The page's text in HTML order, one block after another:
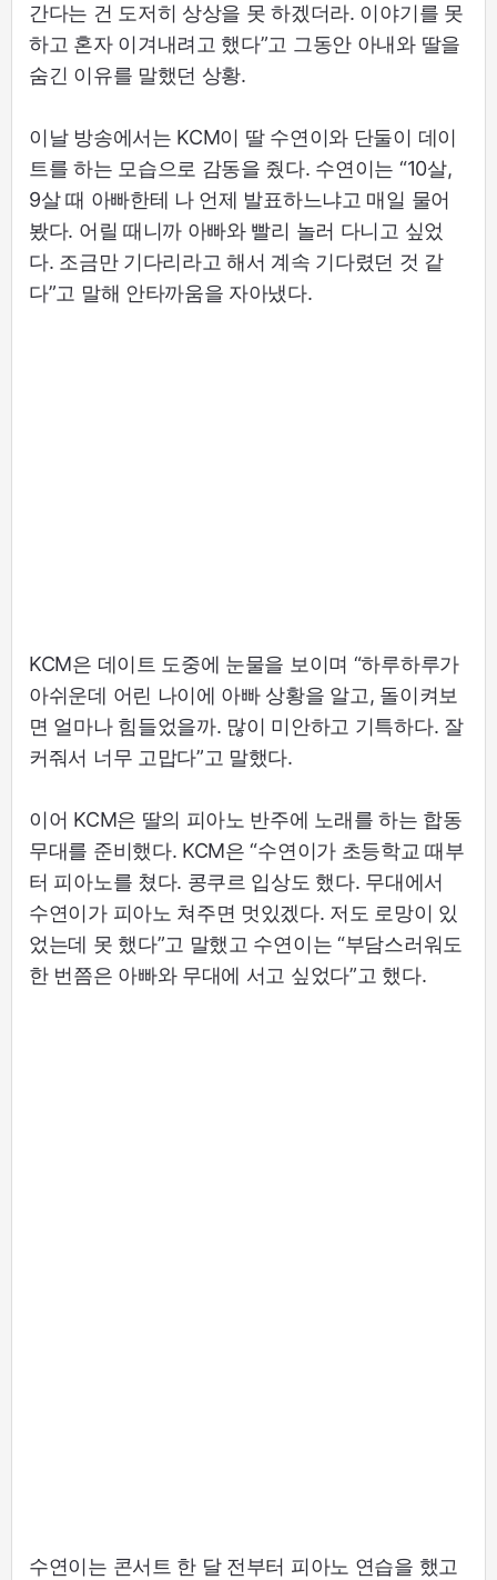
간다는 건 도저히 상상을 못 하겠더라. 이야기를 못
하고 혼자 이겨내려고 했다”고 그동안 아내와 딸을
숨긴 이유를 말했던 상황.
이날 방송에서는 KCM이 딸 수연이와 단둘이 데이
트를 하는 모습으로 감동을 줬다. 수연이는 “10살,
9살 때 아빠한테 나 언제 발표하느냐고 매일 물어
봤다. 어릴 때니까 아빠와 빨리 놀러 다니고 싶었
다. 조금만 기다리라고 해서 계속 기다렸던 것 같
다”고 말해 안타까움을 자아냈다.
KCM은 데이트 도중에 눈물을 보이며 “하루하루가
아쉬운데 어린 나이에 아빠 상황을 알고, 돌이켜보
면 얼마나 힘들었을까. 많이 미안하고 기특하다. 잘
커줘서 너무 고맙다”고 말했다.
이어 KCM은 딸의 피아노 반주에 노래를 하는 합동
무대를 준비했다. KCM은 “수연이가 초등학교 때부
터 피아노를 쳤다. 콩쿠르 입상도 했다. 무대에서
수연이가 피아노 쳐주면 멋있겠다. 저도 로망이 있
었는데 못 했다”고 말했고 수연이는 “부담스러워도
한 번쯤은 아빠와 무대에 서고 싶었다”고 했다.
수연이는 콘서트 한 달 전부터 피아노 연습을 했고